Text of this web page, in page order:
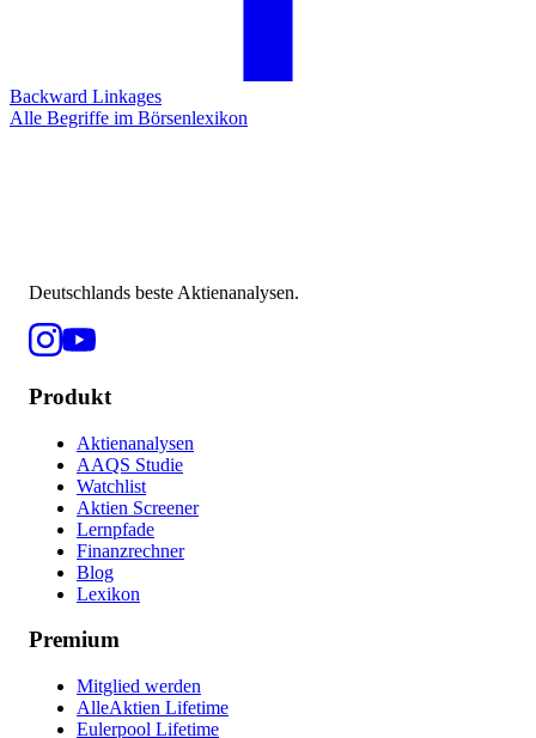
Backward Linkages
Alle Begriffe im Börsenlexikon
Deutschlands beste Aktienanalysen.
Produkt
Aktienanalysen
AAQS Studie
Watchlist
Aktien Screener
Lernpfade
Finanzrechner
Blog
Lexikon
Premium
Mitglied werden
AlleAktien Lifetime
Eulerpool Lifetime